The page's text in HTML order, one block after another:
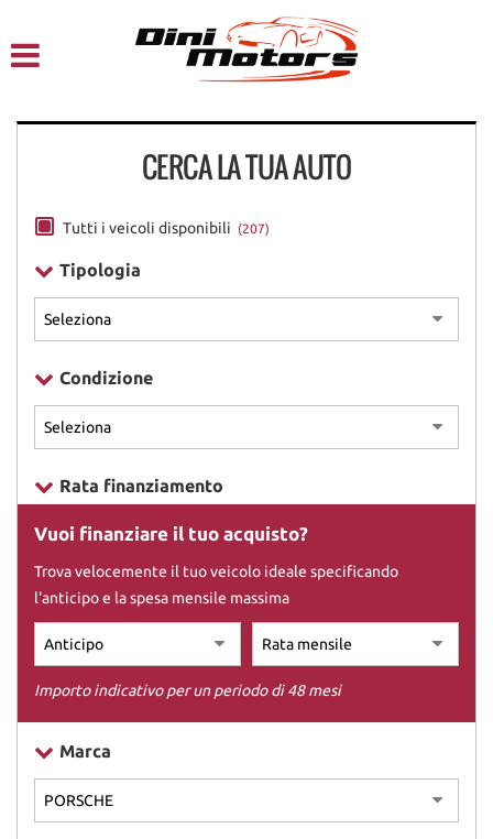
NOLEGGIO A BREVE TERMINE
ACQUISTIAMO USATO
ASSISTENZA
CERCA LA TUA AUTO
Tutti i veicoli disponibili (207)
Tipologia
Condizione
Rata finanziamento
Vuoi finanziare il tuo acquisto?
Trova velocemente il tuo veicolo ideale specificando
l'anticipo e la spesa mensile massima
Importo indicativo per un periodo di 48 mesi
Marca